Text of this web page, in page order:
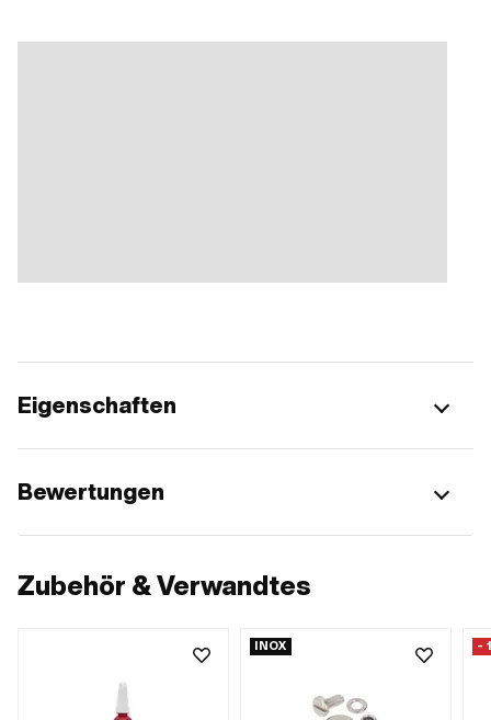
Eigenschaften
Bewertungen
Zubehör & Verwandtes
INOX -